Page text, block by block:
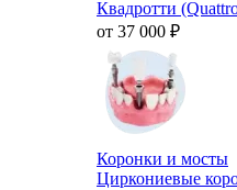
Квадротти
от 37 000 ₽
Коронки и мосты
Циркониевые